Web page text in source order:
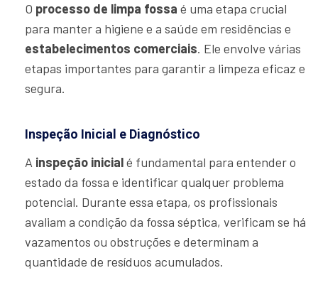
O processo de limpa fossa é uma etapa crucial
para manter a higiene e a saúde em residências e
estabelecimentos comerciais. Ele envolve várias
etapas importantes para garantir a limpeza eficaz e
segura.
Inspeção Inicial e Diagnóstico
A inspeção inicialé fundamental para entender o
estado da fossa e identificar qualquer problema
potencial. Durante essa etapa, os profissionais
avaliam a condição da fossa séptica, verificam se há
vazamentos ou obstruções e determinam a
quantidade de resíduos acumulados.